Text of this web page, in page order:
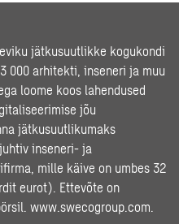
jätkusuutlikke kogukondi
000 arhitekti, inseneri ja muu
loome koos lahendused
jõu
jätkusuutlikumaks
inseneri- ja
mille käive on umbes 32
eurot). Ettevõte on
www.swecogroup.com